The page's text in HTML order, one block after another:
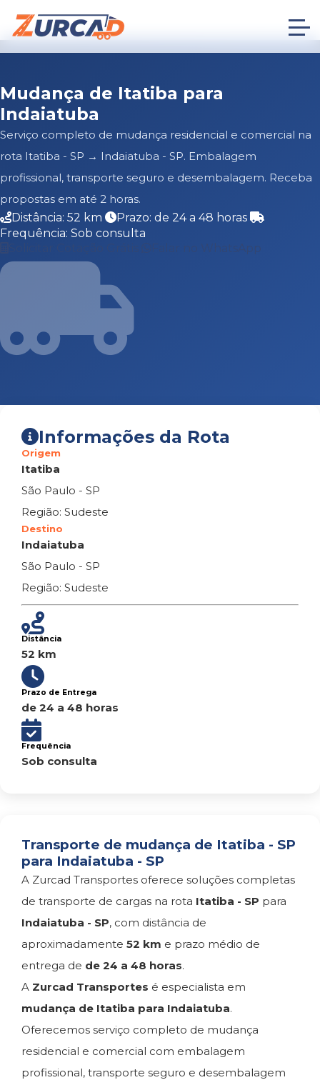
Mudança de Itatiba para
Indaiatuba
Serviço completo de mudança residencial e comercial na
rota Itatiba - SP → Indaiatuba - SP. Embalagem
profissional, transporte seguro e desembalagem. Receba
propostas em até 2 horas.
Distância: 52 km
Prazo: de 24 a 48 horas
Frequência: Sob consulta
Falar no WhatsApp
Informações da Rota
Origem
Itatiba
São Paulo - SP
Região: Sudeste
Destino
Indaiatuba
São Paulo - SP
Região: Sudeste
Distância
52 km
Prazo de Entrega
de 24 a 48 horas
Frequência
Sob consulta
Transporte de mudança de Itatiba - SP
para Indaiatuba - SP
A Zurcad Transportes oferece soluções completas
de transporte de cargas na rota Itatiba - SP para
Indaiatuba - SP, com distância de
aproximadamente 52 km e prazo médio de
entrega de de 24 a 48 horas.
A Zurcad Transportes é especialista em
mudança de Itatiba para Indaiatuba.
Oferecemos serviço completo de mudança
residencial e comercial com embalagem
profissional, transporte seguro e desembalagem